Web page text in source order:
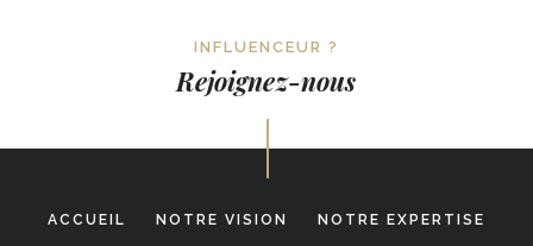
INFLUENCEUR ?
Rejoignez-nous
ACCUEIL NOTRE VISION NOTRE EXPERTISE